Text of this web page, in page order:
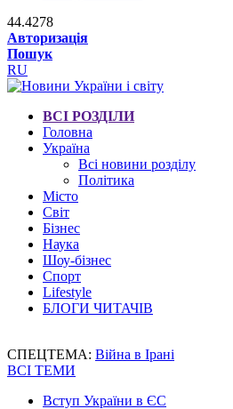
44.4278
Авторизація
Пошук
RU
ВСІ РОЗДІЛИ
Головна
Україна
Всі новини розділу
Політика
Місто
Світ
Бізнес
Наука
Шоу-бізнес
Спорт
Lifestyle
БЛОГИ ЧИТАЧІВ
СПЕЦТЕМА: Війна в Ірані
ВСІ ТЕМИ
Вступ України в ЄС